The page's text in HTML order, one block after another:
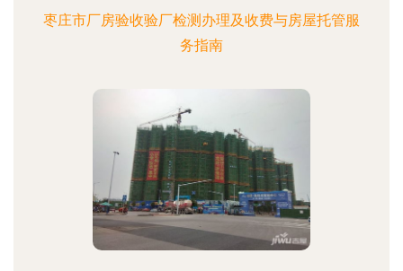
枣庄市厂房验收验厂检测办理及收费与房屋托管服
务指南